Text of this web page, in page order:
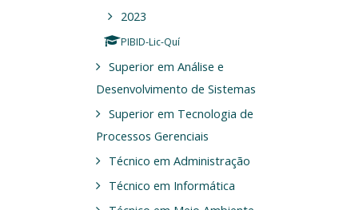
2023
PIBID-Lic-Quí
Superior em Análise e
Desenvolvimento de Sistemas
Superior em Tecnologia de
Processos Gerenciais
Técnico em Administração
Técnico em Informática